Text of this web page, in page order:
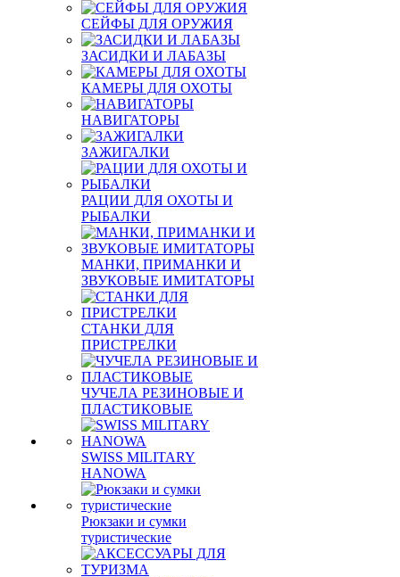
СЕЙФЫ ДЛЯ ОРУЖИЯ
ЗАСИДКИ И ЛАБАЗЫ
КАМЕРЫ ДЛЯ ОХОТЫ
НАВИГАТОРЫ
ЗАЖИГАЛКИ
РАЦИИ ДЛЯ ОХОТЫ И
РЫБАЛКИ
МАНКИ, ПРИМАНКИ И
ЗВУКОВЫЕ ИМИТАТОРЫ
СТАНКИ ДЛЯ
ПРИСТРЕЛКИ
ЧУЧЕЛА РЕЗИНОВЫЕ И
ПЛАСТИКОВЫЕ
SWISS MILITARY
HANOWA
Рюкзаки и сумки
туристические